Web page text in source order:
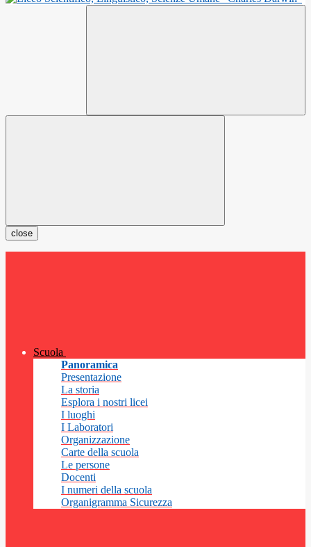
close
Scuola
Panoramica
Presentazione
La storia
Esplora i nostri licei
I luoghi
I Laboratori
Organizzazione
Carte della scuola
Le persone
Docenti
I numeri della scuola
Organigramma Sicurezza